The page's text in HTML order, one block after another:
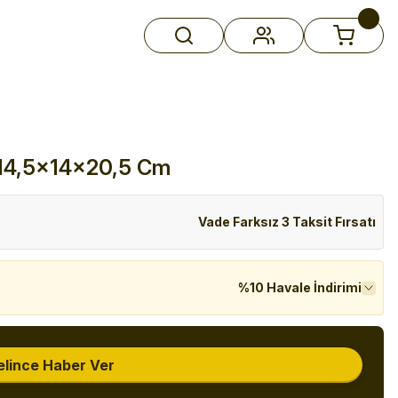
Cm
Vade Farksız 3 Taksit Fırsatı
%10 Havale İndirimi
Haber Ver